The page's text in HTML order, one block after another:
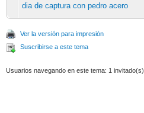
dia de captura con pedro acero
Ver la versión para impresión
Suscribirse a este tema
Usuarios navegando en este tema: 1 invitado(s)